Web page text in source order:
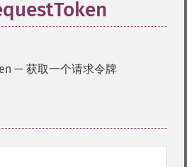
— 获取一个请求令牌